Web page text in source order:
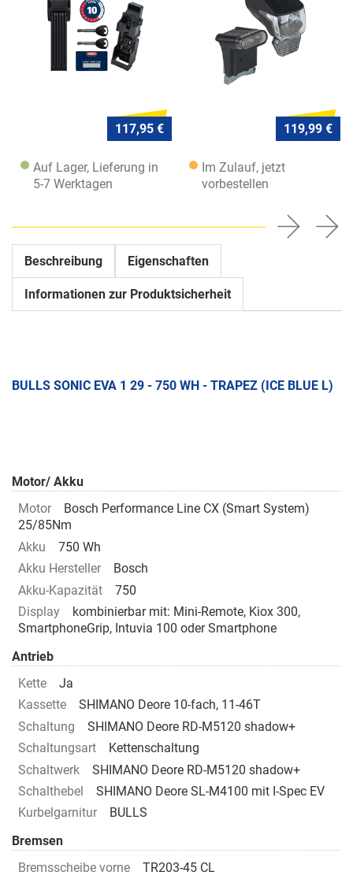
117,95 €
Auf Lager, Lieferung in
5-7 Werktagen
119,99 €
Im Zulauf, jetzt
vorbestellen
Beschreibung Eigenschaften
Informationen zur Produktsicherheit
BULLS SONIC EVA 1 29 - 750 WH - TRAPEZ (ICE BLUE L)
Motor/ Akku
Motor
Bosch Performance Line CX (Smart System)
25/85Nm
Akku
750 Wh
Akku Hersteller
Bosch
Akku-Kapazität
750
Display
kombinierbar mit: Mini-Remote, Kiox 300,
SmartphoneGrip, Intuvia 100 oder Smartphone
Antrieb
Kette
Ja
Kassette
SHIMANO Deore 10-fach, 11-46T
Schaltung
SHIMANO Deore RD-M5120 shadow+
Schaltungsart
Kettenschaltung
Schaltwerk
SHIMANO Deore RD-M5120 shadow+
Schalthebel
SHIMANO Deore SL-M4100 mit I-Spec EV
Kurbelgarnitur
BULLS
Bremsen
Bremsscheibe vorne
TR203-45 CL